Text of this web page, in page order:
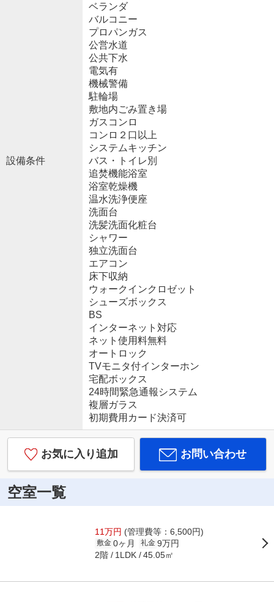
設備条件
ベランダ
バルコニー
プロパンガス
公営水道
公共下水
電気有
機械警備
駐輪場
敷地内ごみ置き場
ガスコンロ
コンロ２口以上
システムキッチン
バス・トイレ別
追焚機能浴室
浴室乾燥機
温水洗浄便座
洗面台
洗髪洗面化粧台
シャワー
独立洗面台
エアコン
床下収納
ウォークインクロゼット
シューズボックス
BS
インターネット対応
ネット使用料無料
オートロック
TVモニタ付インターホン
宅配ボックス
24時間緊急通報システム
複層ガラス
初期費用カード決済可
お気に入り追加 お問い合わせ
空室一覧
11万円 (管理費等：6,500円)
敷金 0ヶ月 礼金 9万円
2階 1LDK 45.05㎡